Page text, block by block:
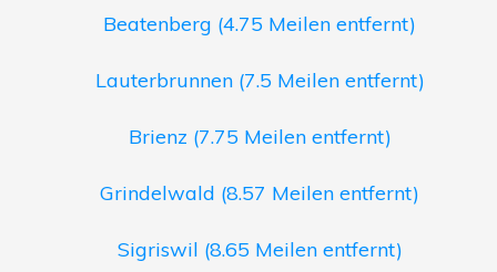
Beatenberg (4.75 Meilen entfernt)
Lauterbrunnen (7.5 Meilen entfernt)
Brienz (7.75 Meilen entfernt)
Grindelwald (8.57 Meilen entfernt)
Sigriswil (8.65 Meilen entfernt)